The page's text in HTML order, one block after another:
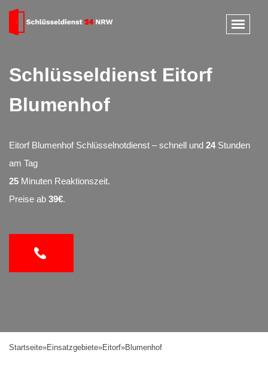
Schlüsseldienst Eitorf
Blumenhof
Eitorf Blumenhof Schlüsselnotdienst – schnell und 24Stunden
am Tag
25 Minuten Reaktionszeit.
Preise ab 39€.
Startseite»Einsatzgebiete»Eitorf»Blumenhof